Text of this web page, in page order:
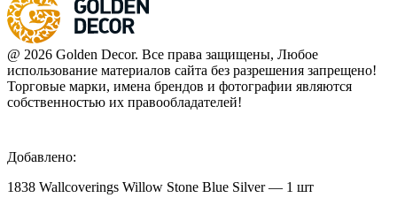
@ 2026 Golden Decor. Все права защищены, Любое
использование материалов сайта без разрешения запрещено!
Торговые марки, имена брендов и фотографии являются
собственностью их правообладателей!
Добавлено:
1838 Wallcoverings Willow Stone Blue Silver — 1 шт